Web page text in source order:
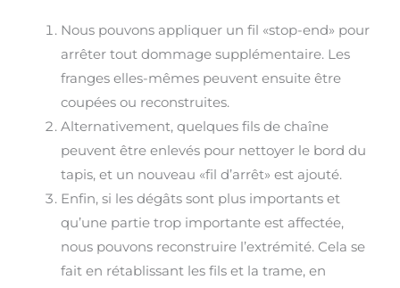
Nous pouvons appliquer un fil «stop-end» pour
arrêter tout dommage supplémentaire. Les
franges elles-mêmes peuvent ensuite être
coupées ou reconstruites.
Alternativement, quelques fils de chaîne
peuvent être enlevés pour nettoyer le bord du
tapis, et un nouveau «fil d’arrêt» est ajouté.
Enfin, si les dégâts sont plus importants et
qu’une partie trop importante est affectée,
nous pouvons reconstruire l’extrémité. Cela se
fait en rétablissant les fils et la trame, en